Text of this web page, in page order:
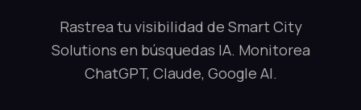
Rastrea tu visibilidad de Smart City
Solutions en búsquedas IA. Monitorea
ChatGPT, Claude, Google AI.